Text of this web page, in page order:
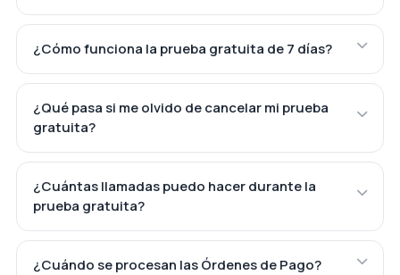
¿Cómo funciona la prueba gratuita de 7 días?
¿Qué pasa si me olvido de cancelar mi prueba
gratuita?
¿Cuántas llamadas puedo hacer durante la
prueba gratuita?
¿Cuándo se procesan las Órdenes de Pago?